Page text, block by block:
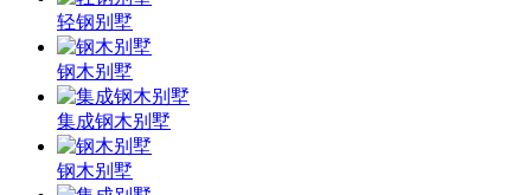
轻钢别墅
钢木别墅
集成钢木别墅
钢木别墅